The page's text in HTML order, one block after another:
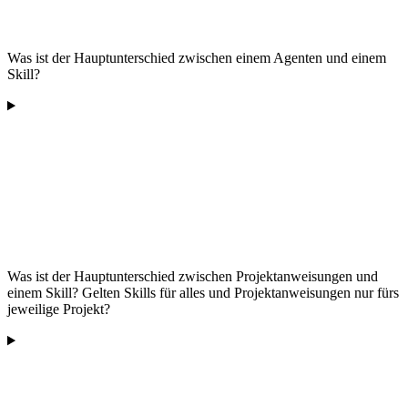
Was ist der Hauptunterschied zwischen einem Agenten und einem
Skill?
Was ist der Hauptunterschied zwischen Projektanweisungen und
einem Skill? Gelten Skills für alles und Projektanweisungen nur fürs
jeweilige Projekt?